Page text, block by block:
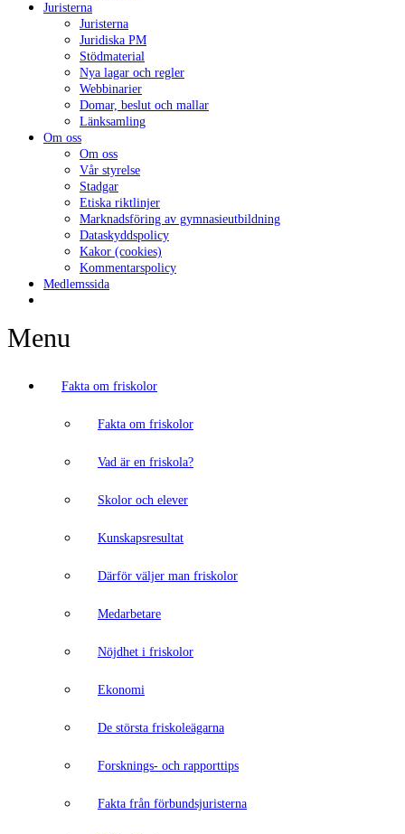
Juristerna
Juristerna
Juridiska PM
Stödmaterial
Nya lagar och regler
Webbinarier
Domar, beslut och mallar
Länksamling
Om oss
Om oss
Vår styrelse
Stadgar
Etiska riktlinjer
Marknadsföring av gymnasieutbildning
Dataskyddspolicy
Kakor (cookies)
Kommentarspolicy
Medlemssida
Menu
Fakta om friskolor
Fakta om friskolor
Vad är en friskola?
Skolor och elever
Kunskapsresultat
Därför väljer man friskolor
Medarbetare
Nöjdhet i friskolor
Ekonomi
De största friskoleägarna
Forsknings- och rapporttips
Fakta från förbundsjuristerna